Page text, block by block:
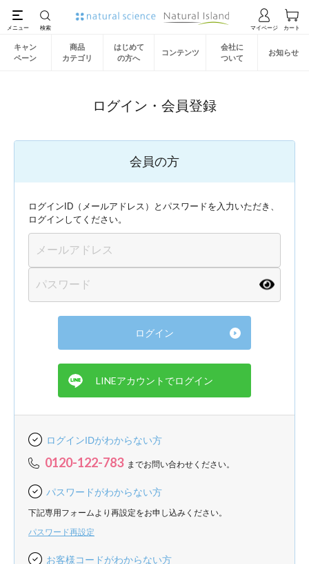
キャン
ペーン
商品
カテゴリ
はじめて
の方へ
コンテンツ
会社に
ついて
お知らせ
ログイン・会員登録
会員の方
ログインID（メールアドレス）とパスワードを入力いただき、
ログインしてください。
ログインIDがわからない方
0120-122-783 までお問い合わせください。
パスワードがわからない方
下記専用フォームより再設定をお申し込みください。
パスワード再設定
お客様コードがわからない方